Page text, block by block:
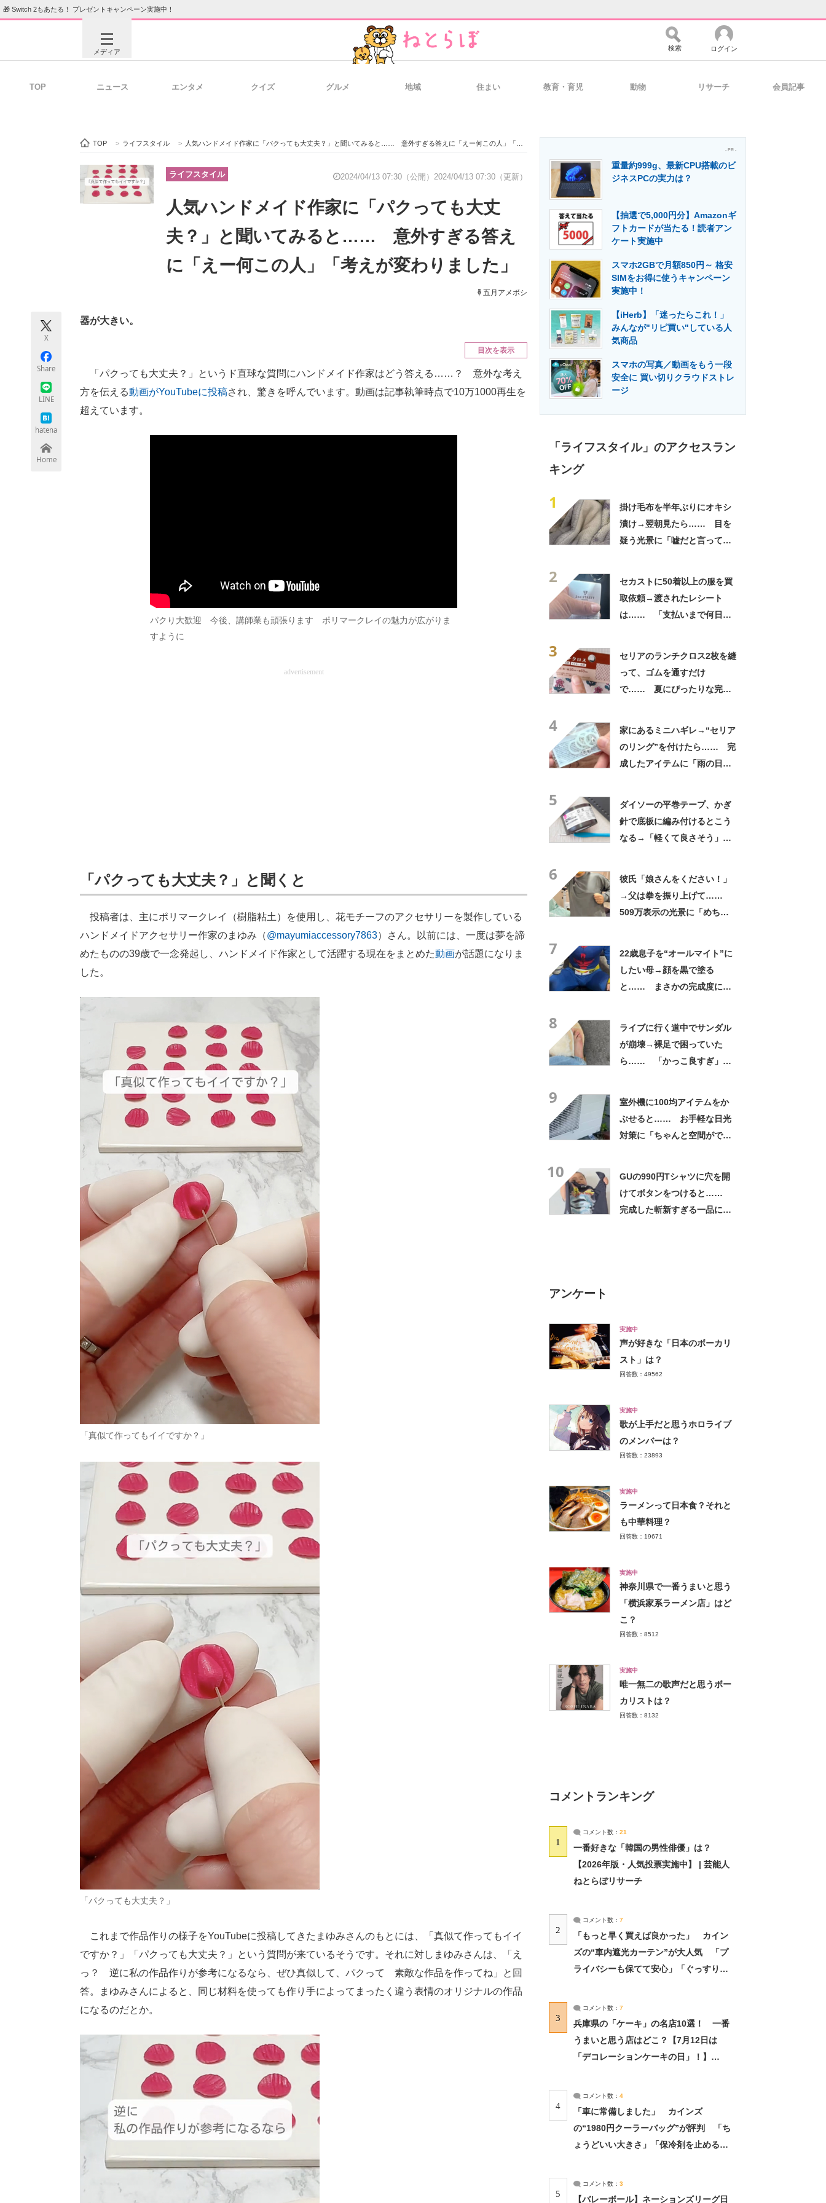
🎁 Switch 2もあたる！ プレゼントキャンペーン実施中！
メディア
ビジネスと働き方のヒント 経営リーダーのコミュニティ マーケ×ITの今がよく分かる
ITエンジニア向け専門サイト IT製品の技術・比較・事例 製造業のIT導入・活用を支援
エネルギーの専門メディア 建設×テクノロジーの最前線
検索 ログイン
TOP ニュース エンタメ クイズ グルメ 地域 住まい 教育・育児 動物 リサーチ 会員記事
TOP > ライフスタイル > 人気ハンドメイド作家に「パクっても大丈夫？」と聞いてみると…… 意外すぎる答えに「えー何この人」「考えが変わりました」
ライフスタイル 2024/04/13 07:30（公開） 2024/04/13 07:30（更新）
人気ハンドメイド作家に「パクっても大丈
夫？」と聞いてみると…… 意外すぎる答え
に「えー何この人」「考えが変わりました」
五月アメボシ
X
Share
LINE
hatena
Home
器が大きい。
目次を表示
「パクっても大丈夫？」というド直球な質問にハンドメイド作家はどう答える……？ 意外な考え
方を伝える動画がYouTubeに投稿され、驚きを呼んでいます。動画は記事執筆時点で10万1000再生を
超えています。
パクり大歓迎 今後、講師業も頑張ります ポリマークレイの魅力が広がりま
すように
advertisement
「パクっても大丈夫？」と聞くと
投稿者は、主にポリマークレイ（樹脂粘土）を使用し、花モチーフのアクセサリーを製作している
ハンドメイドアクセサリー作家のまゆみ（@mayumiaccessory7863）さん。以前には、一度は夢を諦
めたものの39歳で一念発起し、ハンドメイド作家として活躍する現在をまとめた動画が話題になりま
した。
「真似て作ってもイイですか？」
「パクっても大丈夫？」
これまで作品作りの様子をYouTubeに投稿してきたまゆみさんのもとには、「真似て作ってもイイ
ですか？」「パクっても大丈夫？」という質問が来ているそうです。それに対しまゆみさんは、「え
っ？ 逆に私の作品作りが参考になるなら、ぜひ真似して、パクって 素敵な作品を作ってね」と回
答。まゆみさんによると、同じ材料を使っても作り手によってまったく違う表情のオリジナルの作品
になるのだとか。
- PR -
重量約999g、最新CPU搭載のビ
ジネスPCの実力は？
【抽選で5,000円分】Amazonギ
フトカードが当たる！読者アン
ケート実施中
スマホ2GBで月額850円～ 格安
SIMをお得に使うキャンペーン
実施中！
【iHerb】「迷ったらこれ！」
みんなが"リピ買い"している人
気商品
スマホの写真／動画をもう一段
安全に 買い切りクラウドストレ
ージ
「ライフスタイル」のアクセスラン
キング
1
掛け毛布を半年ぶりにオキシ
漬け→翌朝見たら…… 目を
疑う光景に「嘘だと言ってく
2
セカストに50着以上の服を買
取依頼→渡されたレシート
は…… 「支払いまで何日か
3
セリアのランチクロス2枚を縫
って、ゴムを通すだけ
で…… 夏にぴったりな完成
4
家にあるミニハギレ→“セリア
のリング”を付けたら…… 完
成したアイテムに「雨の日で
5
ダイソーの平巻テープ、かぎ
針で底板に編み付けるとこう
なる→「軽くて良さそう」
6
彼氏「娘さんをください！」
→父は拳を振り上げて……
509万表示の光景に「めちゃ
7
22歳息子を“オールマイト”に
したい母→顔を黒で塗る
と…… まさかの完成度に
8
ライブに行く道中でサンダル
が崩壊→裸足で困っていた
ら…… 「かっこ良すぎ」ま
9
室外機に100均アイテムをか
ぶせると…… お手軽な日光
対策に「ちゃんと空間ができ
10
GUの990円Tシャツに穴を開
けてボタンをつけると……
完成した斬新すぎる一品に称
アンケート
実施中
声が好きな「日本のボーカリ
スト」は？
回答数：49562
実施中
歌が上手だと思うホロライブ
のメンバーは？
回答数：23893
実施中
ラーメンって日本食？それと
も中華料理？
回答数：19671
実施中
神奈川県で一番うまいと思う
「横浜家系ラーメン店」はど
こ？
回答数：8512
実施中
唯一無二の歌声だと思うボー
カリストは？
回答数：8132
コメントランキング
1
コメント数： 21
一番好きな「韓国の男性俳優」は？
【2026年版・人気投票実施中】 | 芸能人
ねとらぼリサーチ
2
コメント数： 7
「もっと早く買えば良かった」 カイン
ズの“車内遮光カーテン”が大人気 「プ
ライバシーも保てて安心」「ぐっすり眠
3
コメント数： 7
兵庫県の「ケーキ」の名店10選！ 一番
うまいと思う店はどこ？【7月12日は
「デコレーションケーキの日」！】
4
コメント数： 4
「車に常備しました」 カインズ
の“1980円クーラーバッグ”が評判 「ち
ょうどいい大きさ」「保冷剤を止めるベ
5
コメント数： 3
【バレーボール】ネーションズリーグ日